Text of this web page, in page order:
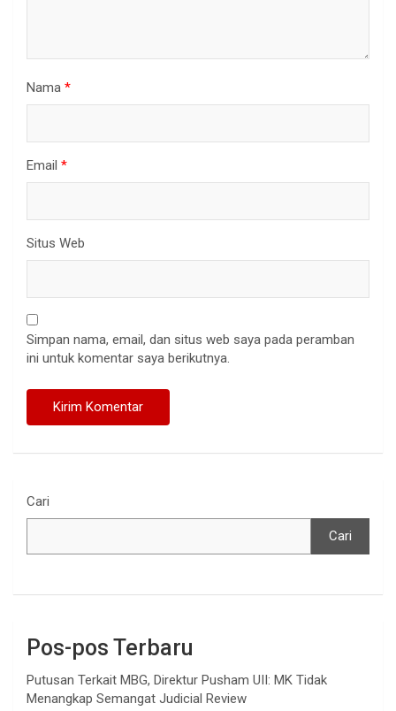
Nama *
Email *
Situs Web
Simpan nama, email, dan situs web saya pada peramban
ini untuk komentar saya berikutnya.
Cari
Cari
Pos-pos Terbaru
Putusan Terkait MBG, Direktur Pusham UII: MK Tidak
Menangkap Semangat Judicial Review